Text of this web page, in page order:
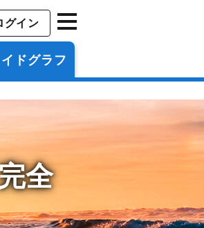
グイン
ドグラフ
全